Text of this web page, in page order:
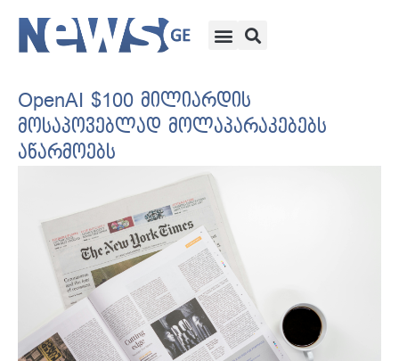
OpenAI $100 მილიარდის
მოსაპოვებლად მოლაპარაკებებს
აწარმოებს